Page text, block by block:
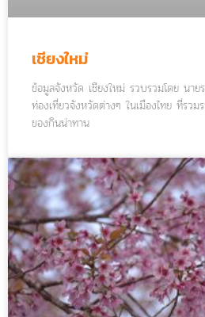
เชียงใหม่
ข้อมูลจังหวัด เชียงใหม่ รวบรวมโดย นา
ท่องเที่ยวจังหวัดต่างๆ ในเมืองไทย ที่รวม
ของกินน่าทาน